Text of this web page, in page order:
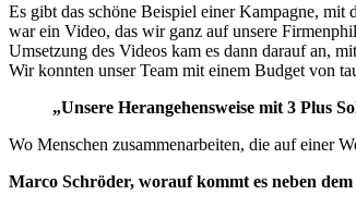
Es gibt das schöne Beispiel einer Kampagne,
war ein Video, das wir ganz auf unsere
Umsetzung des Videos kam es dann darauf an,
Wir konnten unser Team mit einem Budget von
„Unsere Herangehensweise mit 3 Plus
Wo Menschen zusammenarbeiten, die auf einer
Marco Schröder, worauf kommt es neben